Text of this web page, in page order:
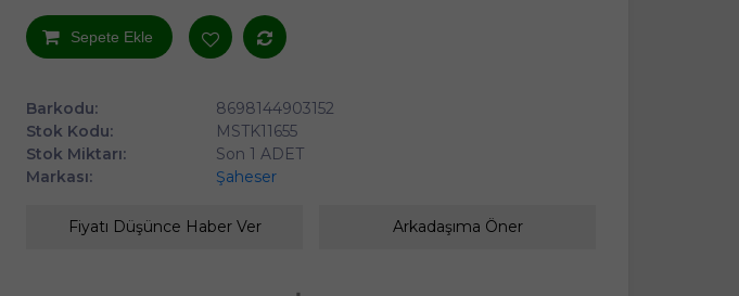
Sepete Ekle
Barkodu:
8698144903152
Stok Kodu:
MSTK11655
Stok Miktarı:
Son 1 ADET
Markası:
Şaheser
Fiyatı Düşünce Haber Ver Arkadaşıma Öner